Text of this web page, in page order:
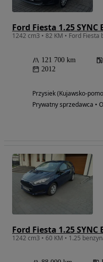
Ford Fiesta 1.25 SYNC
1242 cm3 • 82 KM • Ford
121 700 km
2012
Przysiek (Kujawsko-
Prywatny sprzedawca •
Ford Fiesta 1.25 SYNC